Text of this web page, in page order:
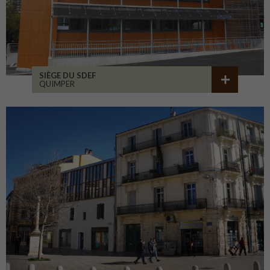
SIÈGE DU SDEF
QUIMPER